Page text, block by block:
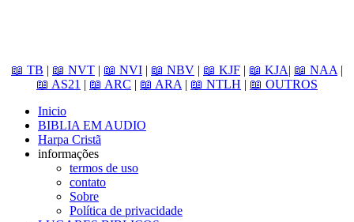
📖 TB | 📖 NVT | 📖 NVI | 📖 NBV | 📖 KJF | 📖 KJA| 📖 NAA |
📖 AS21 | 📖 ARC | 📖 ARA | 📖 NTLH | 📖 OUTROS
Inicio
BIBLIA EM AUDIO
Harpa Cristã
informações
termos de uso
contato
Sobre
Política de privacidade